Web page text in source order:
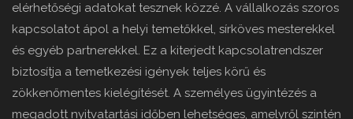
elérhetőségi adatokat tesznek közzé. A vállalkozás szoros
kapcsolatot ápol a helyi temetőkkel, sírköves mesterekkel
és egyéb partnerekkel. Ez a kiterjedt kapcsolatrendszer
biztosítja a temetkezési igények teljes körű és
zökkenőmentes kielégítését. A személyes ügyintézés a
megadott nyitvatartási időben lehetséges, amelyről szintén